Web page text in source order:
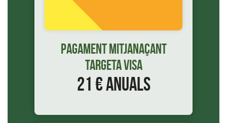
Pagament mitjanaçant
targeta VISA
21 € anuals